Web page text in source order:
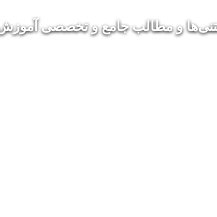
و مطالب جامع و تخصصی